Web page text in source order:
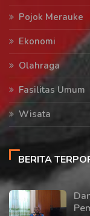
Pojok Merauke
Ekonomi
Olahraga
Fasilitas Umum
Wisata
BERITA